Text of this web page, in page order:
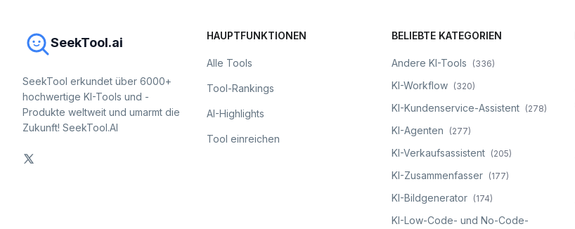
SeekTool.ai
SeekTool erkundet über 6000+
hochwertige KI-Tools und -
Produkte weltweit und umarmt die
Zukunft! SeekTool.AI
HAUPTFUNKTIONEN
Alle Tools
Tool-Rankings
AI-Highlights
Tool einreichen
BELIEBTE KATEGORIEN
Andere KI-Tools (336)
KI-Workflow (320)
KI-Kundenservice-Assistent (278)
KI-Agenten (277)
KI-Verkaufsassistent (205)
KI-Zusammenfasser (177)
KI-Bildgenerator (174)
KI-Low-Code- und No-Code-